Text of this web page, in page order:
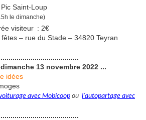
Saint-Loup
le dimanche)
visiteur : 2€
– rue du Stade – 34820 Teyran
13 novembre 2022 ...
idées
avec Mobicoop ou l'autopartage avec